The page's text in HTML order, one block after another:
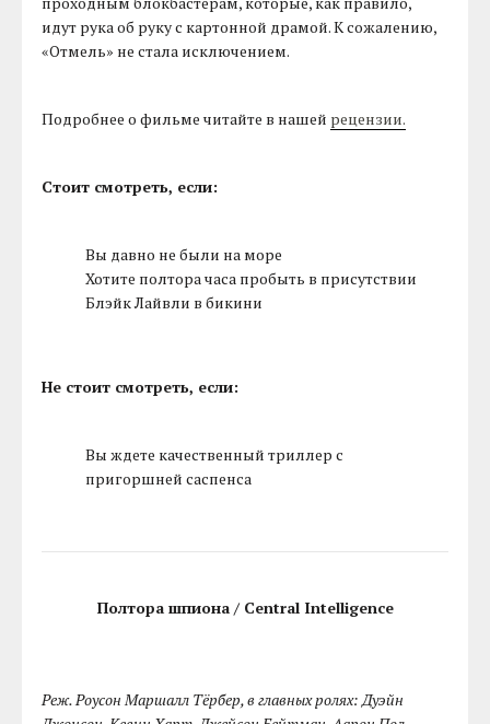
идут рука об руку с картонной драмой. К сожалению,
«Отмель» не стала исключением.
Подробнее о фильме читайте в нашей рецензии.
Стоит смотреть, если:
Вы давно не были на море
Хотите полтора часа пробыть в присутствии
Блэйк Лайвли в бикини
Не стоит смотреть, если:
Вы ждете качественный триллер с
пригоршней саспенса
Полтора шпиона / Central Intelligence
Реж. Роусон Маршалл Тёрбер, в главных ролях: Дуэйн